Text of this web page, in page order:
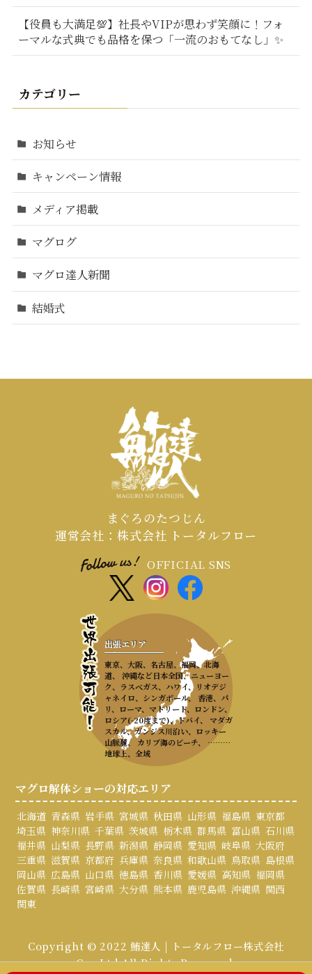
【役員も大満足💯】社長やVIPが思わず笑顔に！フォ
ーマルな式典でも品格を保つ「一流のおもてなし」✨
カテゴリー
お知らせ
キャンペーン情報
メディア掲載
マグログ
マグロ達人新聞
結婚式
まぐろのたつじん
運営会社：株式会社 トータルフロー
OFFICIAL SNS
出張エリア
東京、大阪、名古屋、福岡、北海
道、 沖縄など日本全国、ニューヨー
ク、ラスベガス、ハワイ、リオデジ
ャネイロ、シンガポール、 香港、パ
リ、ローマ、マドリード、ロンドン、
ロシア(-20度まで)、ドバイ、 マダガ
スカル、ガンジス川沿い、ロッキー
山脈麓、 カリブ海のビーチ、 ………
地球上、全域
マグロ解体ショーの対応エリア
北海道 青森県 岩手県 宮城県 秋田県 山形県 福島県 東京都
埼玉県 神奈川県 千葉県 茨城県 栃木県 群馬県 富山県 石川県
福井県 山梨県 長野県 新潟県 静岡県 愛知県 岐阜県 大阪府
三重県 滋賀県 京都府 兵庫県 奈良県 和歌山県 鳥取県 島根県
岡山県 広島県 山口県 徳島県 香川県 愛媛県 高知県 福岡県
佐賀県 長崎県 宮崎県 大分県 熊本県 鹿児島県 沖縄県 関西
関東
Copyright © 2022 鮪達人 | トータルフロー株式会社
Co., Ltd All Rights Reserved.